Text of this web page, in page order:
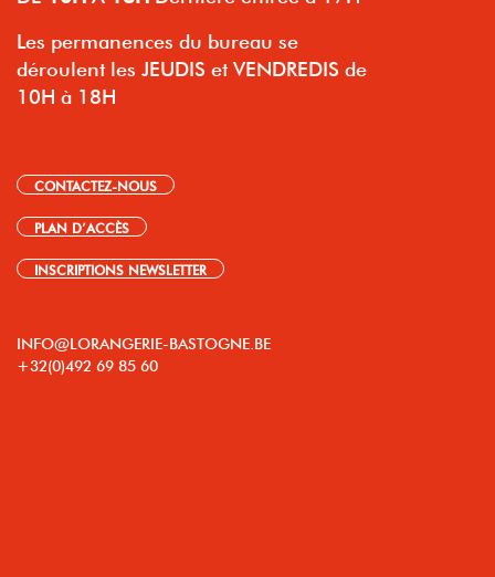
Les permanences du bureau se
déroulent les JEUDIS et VENDREDIS de
10H à 18H
CONTACTEZ-NOUS
PLAN D’ACCÈS
INSCRIPTIONS NEWSLETTER
INFO@LORANGERIE-BASTOGNE.BE
+32(0)492 69 85 60